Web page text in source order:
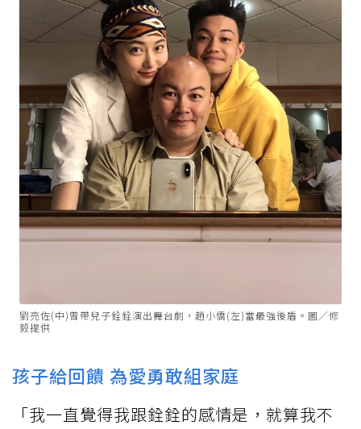
劉亮佐(中)曾帶兒子銓銓演出舞台劇，趙小僑(左)當最強後盾。圖／修
毅提供
孩子給回饋 為愛勇敢組家庭
「我一直覺得我跟銓銓的感情是，就算我不